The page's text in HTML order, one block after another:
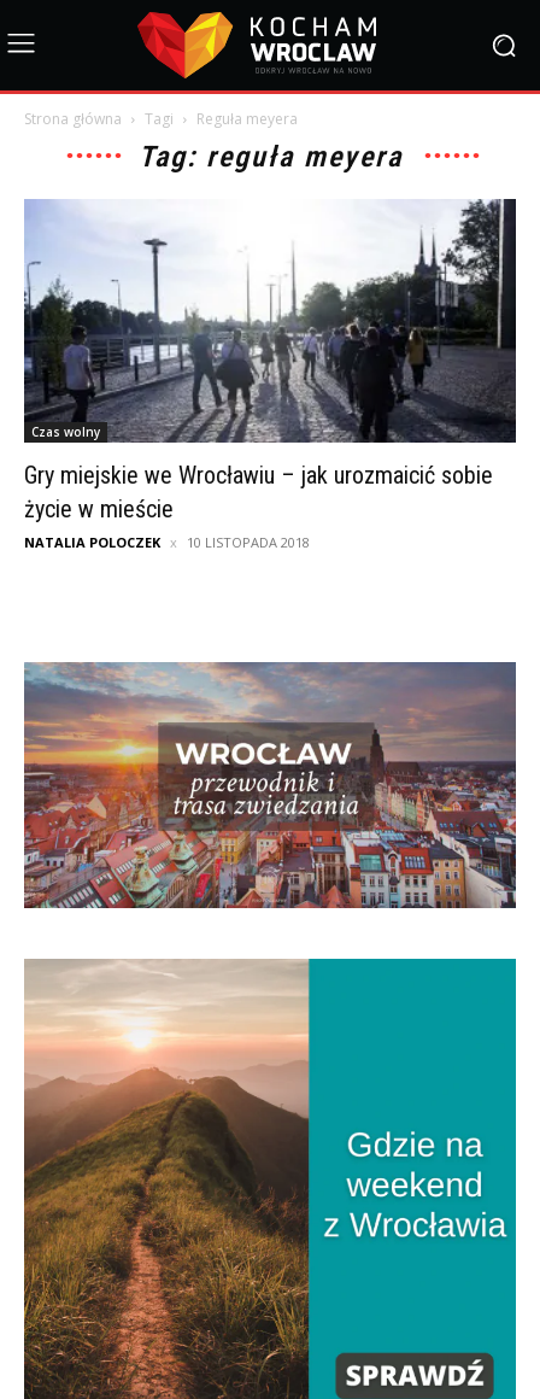
Strona główna Tagi Reguła meyera
Tag: reguła meyera
Czas wolny
Gry miejskie we Wrocławiu – jak urozmaicić sobie
życie w mieście
NATALIA POLOCZEK 10 LISTOPADA 2018